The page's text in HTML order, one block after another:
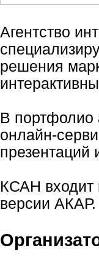
Агентство
решения
В портфолио
онлайн-
презентаций
КСАН входит
версии АКАР.